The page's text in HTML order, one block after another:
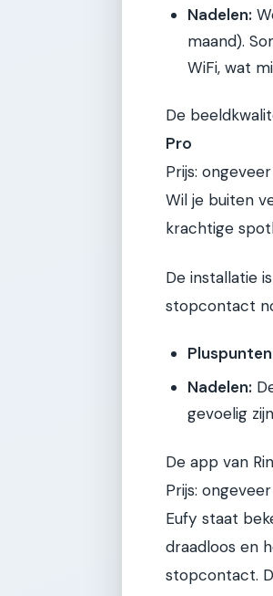
Nadelen:
maand).
WiFi, wat
De
Pro
Prijs:
Wil je buiten
krachtige
De installatie
stopcontact
Nadelen:
gevoelig
De app van
Prijs:
Eufy staat
draadloos en
stopcontact.